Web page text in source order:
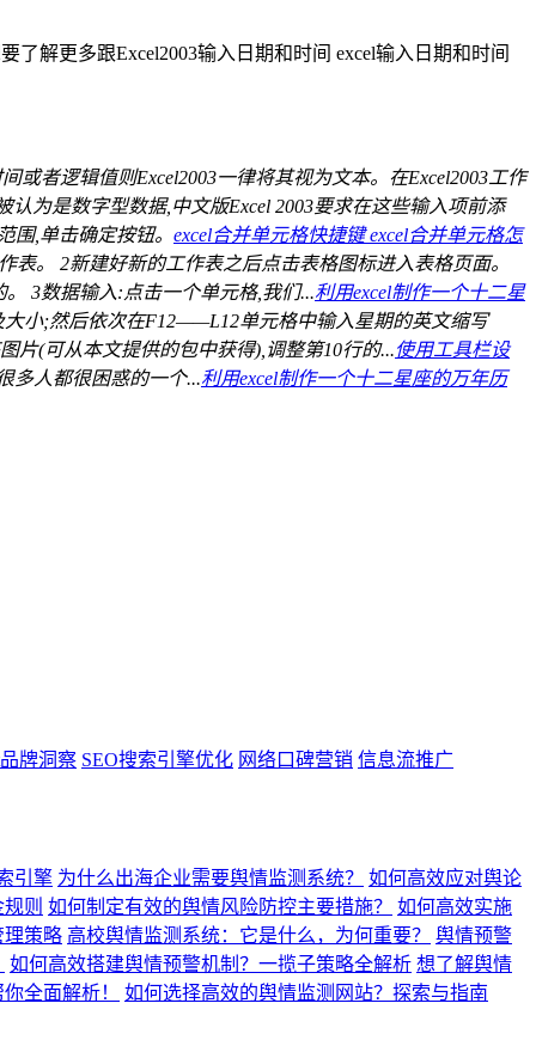
解更多跟Excel2003输入日期和时间 excel输入日期和时间
者逻辑值则Excel2003一律将其视为文本。在Excel2003工作
为是数字型数据,中文版Excel 2003要求在这些输入项前添
围,单击确定按钮。 excel合并单元格快捷键 excel合并单元格怎
。 2新建好新的工作表之后点击表格图标进入表格页面。
3数据输入:点击一个单元格,我们...利用excel制作一个十二星
小;然后依次在F12——L12单元格中输入星期的英文缩写
片(可从本文提供的包中获得),调整第10行的...使用工具栏设
多人都很困惑的一个...利用excel制作一个十二星座的万年历
牌洞察 SEO搜索引擎优化 网络口碑营销 信息流推广
引擎 为什么出海企业需要舆情监测系统？
如何高效应对舆论
则 如何制定有效的舆情风险防控主要措施？
如何高效实施
理策略 高校舆情监测系统：它是什么，为何重要？
舆情预警
如何高效搭建舆情预警机制？一揽子策略全解析 想了解舆情
全面解析！
如何选择高效的舆情监测网站？探索与指南